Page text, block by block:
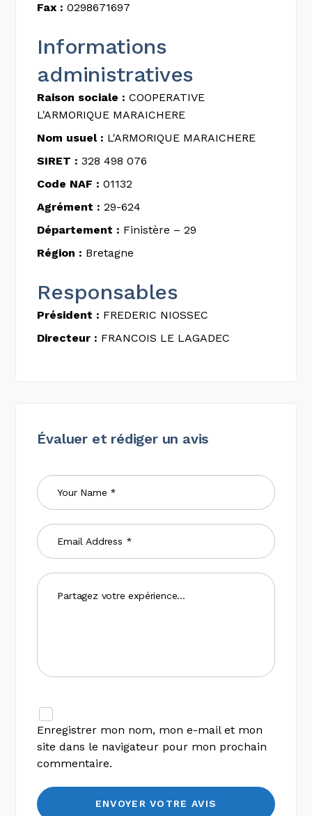
Fax : 0298671697
Informations
administratives
Raison sociale : COOPERATIVE
L'ARMORIQUE MARAICHERE
Nom usuel : L'ARMORIQUE MARAICHERE
SIRET : 328 498 076
Code NAF : 01132
Agrément : 29-624
Département : Finistère – 29
Région : Bretagne
Responsables
Président : FREDERIC NIOSSEC
Directeur : FRANCOIS LE LAGADEC
Évaluer et rédiger un avis
Enregistrer mon nom, mon e-mail et mon
site dans le navigateur pour mon prochain
commentaire.